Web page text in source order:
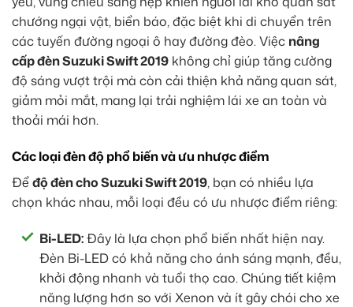
chướng ngại vật, biển báo, đặc biệt khi di chuyển trên
các tuyến đường ngoại ô hay đường đèo. Việc nâng
cấp đèn Suzuki Swift 2019 không chỉ giúp tăng cường
độ sáng vượt trội mà còn cải thiện khả năng quan sát,
giảm mỏi mắt, mang lại trải nghiệm lái xe an toàn và
thoải mái hơn.
Các loại đèn độ phổ biến và ưu nhược điểm
Đểđộ đèn cho Suzuki Swift 2019, bạn có nhiều lựa
chọn khác nhau, mỗi loại đều có ưu nhược điểm riêng:
Bi-LED:Đây là lựa chọn phổ biến nhất hiện nay.
Đèn Bi-LED có khả năng cho ánh sáng mạnh, đều,
khởi động nhanh và tuổi thọ cao. Chúng tiết kiệm
năng lượng hơn so với Xenon và ít gây chói cho xe